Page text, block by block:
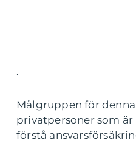
.
Målgruppen för
privatpersoner som är
förstå